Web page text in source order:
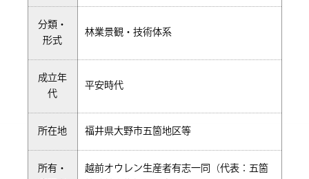
分類・
形式
林業景観・技術体系
成立年
代
平安時代
所在地 福井県大野市五箇地区等
所有・
越前オウレン生産者有志一同（代表：五箇